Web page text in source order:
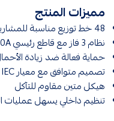
مميزات المنتج
48 خط توزيع مناسبة للمشاريع الكبيرة ومتعددة الأحمال
نظام 3 فاز مع قاطع رئيسي 100A اوروبي MCCB
حماية فعالة ضد زيادة
تصميم متوافق مع معيار IEC بقضبان DIN
هيكل متين مقاوم للتآكل
تنظيم داخلي يسهل عمليات